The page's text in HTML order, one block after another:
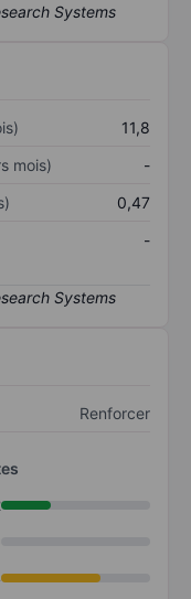
11,8
mois)
-
0,47
-
Renforcer